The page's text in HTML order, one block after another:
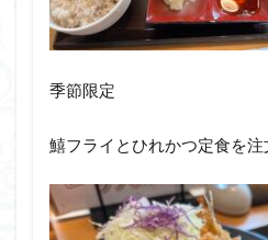
季節限定
鱚フライとひれかつ定食を